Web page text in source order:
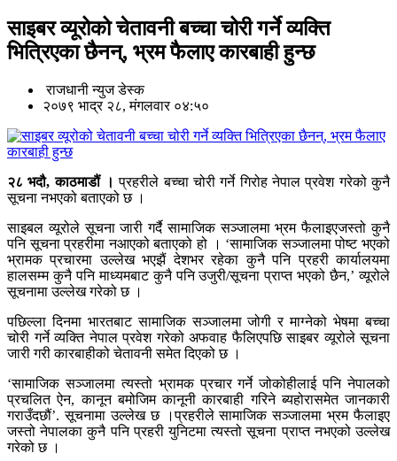
साइबर व्यूरोको चेतावनी बच्चा चोरी गर्ने व्यक्ति
भित्रिएका छैनन्, भ्रम फैलाए कारबाही हुन्छ
राजधानी न्युज डेस्क
२०७९ भाद्र २८, मंगलवार ०४:५०
२८ भदौ, काठमाडौं । प्रहरीले बच्चा चोरी गर्ने गिरोह नेपाल प्रवेश गरेको कुनै
सूचना नभएको बताएको छ ।
साइबल व्यूरोले सूचना जारी गर्दै सामाजिक सञ्जालमा भ्रम फैलाइएजस्तो कुनै
पनि सूचना प्रहरीमा नआएको बताएको हो । ‘सामाजिक सञ्जालमा पोष्ट भएको
भ्रामक प्रचारमा उल्लेख भएझैं देशभर रहेका कुनै पनि प्रहरी कार्यालयमा
हालसम्म कुनै पनि माध्यमबाट कुनै पनि उजुरी/सूचना प्राप्त भएको छैन,’ व्यूरोले
सूचनामा उल्लेख गरेको छ ।
पछिल्ला दिनमा भारतबाट सामाजिक सञ्जालमा जोगी र माग्नेको भेषमा बच्चा
चोरी गर्ने व्यक्ति नेपाल प्रवेश गरेको अफवाह फैलिएपछि साइबर व्यूरोले सूचना
जारी गरी कारबाहीको चेतावनी समेत दिएको छ ।
‘सामाजिक सञ्जालमा त्यस्तो भ्रामक प्रचार गर्ने जोकोहीलाई पनि नेपालको
प्रचलित ऐन, कानून बमोजिम कानूनी कारबाही गरिने ब्यहोरासमेत जानकारी
गराउँदछौं’. सूचनामा उल्लेख छ ।प्रहरीले सामाजिक सञ्जालमा भ्रम फैलाइए
जस्तो नेपालका कुनै पनि प्रहरी युनिटमा त्यस्तो सूचना प्राप्त नभएको उल्लेख
गरेको छ ।